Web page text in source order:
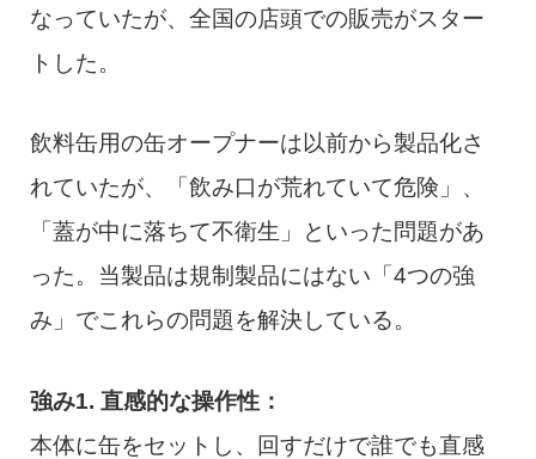
なっていたが、全国の店頭での販売がスター
トした。
飲料缶用の缶オープナーは以前から製品化さ
れていたが、「飲み口が荒れていて危険」、
「蓋が中に落ちて不衛生」といった問題があ
った。当製品は規制製品にはない「4つの強
み」でこれらの問題を解決している。
強み1. 直感的な操作性：
本体に缶をセットし、回すだけで誰でも直感